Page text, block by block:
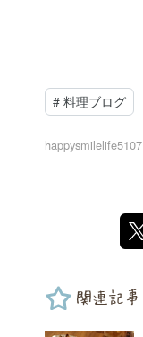
# 料理ブログ
happysmilelife5107
関連記事